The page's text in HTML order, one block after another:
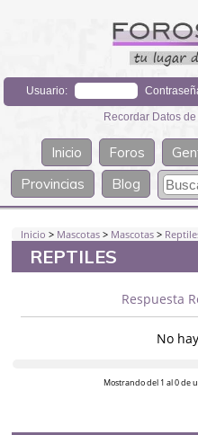
Usuario:
Recordar Datos de
Inicio Foros
Provincias
Blog
Inicio > Mascotas > Mascotas >
REPTILES
Respuesta
No
Mostrando del 1 al 0 de